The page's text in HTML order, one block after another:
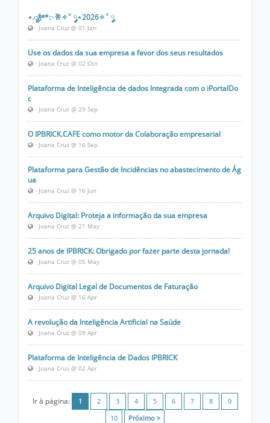
⋆.ೃ🍾࿔*:･🥂✧˚ ༘⋆2026✧˚ ༘
· Joana Cruz @ 01 Jan
Use os dados da sua empresa a favor dos seus resultados
· Joana Cruz @ 02 Oct
Plataforma de Inteligência de dados Integrada com o iPortalDo
c
· Joana Cruz @ 29 Sep
O IPBRICK.CAFE como motor da Colaboração empresarial
· Joana Cruz @ 16 Sep
Plataforma para Gestão de Incidências no abastecimento de Ág
ua
· Joana Cruz @ 16 Jun
Arquivo Digital: Proteja a informação da sua empresa
· Joana Cruz @ 21 May
25 anos de IPBRICK: Obrigado por fazer parte desta jornada!
· Joana Cruz @ 05 May
Arquivo Digital Legal de Documentos de Faturação
· Joana Cruz @ 16 Apr
A revolução da Inteligência Artificial na Saúde
· Joana Cruz @ 09 Apr
Plataforma de Inteligência de Dados IPBRICK
· Joana Cruz @ 02 Apr
Ir à página: 1 2 3 4 5 6 7 8
9
10
Próximo >